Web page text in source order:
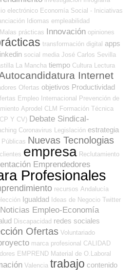
electrónico Economía Social - Iniciativas
Idiomas empleabilidad
Malas prácticas Innovación opiniones
transformación digital apps
social media José Carlos Sevilla
La Mancha tiempo Cultura Lectura
Internet
Ofertas objetivos Productividad
Empleo Internacional Prevención de
Aprodel CLM Formación Técnica
Y CV) Debate Sindical-
Coronavirus Legislación estrategia
Públicas Nuevas Tecnologias
clientes empresa Reclutamiento
Emprendedores
Profesionales
recursos Andalucía
Igualdad Ideas de Negocio Twitter
Noticias Empleo-Economía
Discapacidad redes sociales
Ofertas Voluntariado
marca profesional CALIDAD
EMPREND Material de O.Laboral
Valencia trabajo contenido